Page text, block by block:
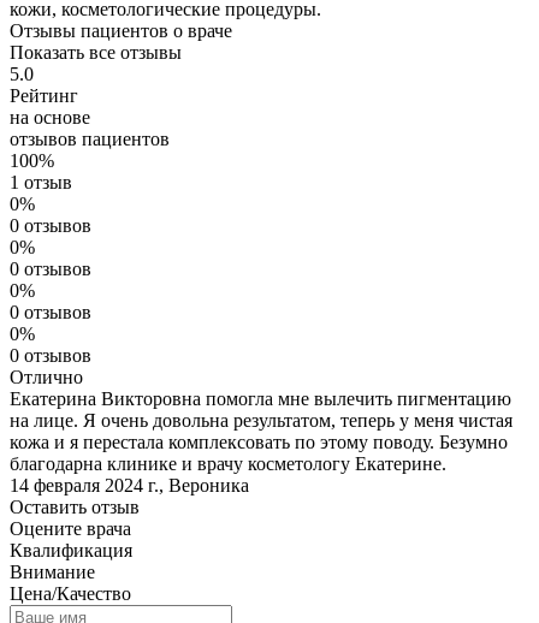
кожи, косметологические процедуры.
Отзывы пациентов о враче
Показать все отзывы
5.0
Рейтинг
на основе
отзывов пациентов
100%
1 отзыв
0%
0 отзывов
0%
0 отзывов
0%
0 отзывов
0%
0 отзывов
Отлично
Екатерина Викторовна помогла мне вылечить пигментацию
на лице. Я очень довольна результатом, теперь у меня чистая
кожа и я перестала комплексовать по этому поводу. Безумно
благодарна клинике и врачу косметологу Екатерине.
14 февраля 2024 г., Вероника
Оставить отзыв
Оцените врача
Квалификация
Внимание
Цена/Качество